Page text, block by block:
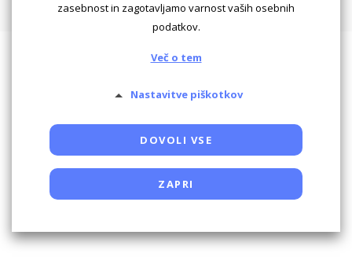
Powered by SocDate™, © Copyright VenetiCOM
zasebnost in zagotavljamo varnost vaših osebnih
podatkov.
Več o tem
Nastavitve piškotkov
DOVOLI VSE
ZAPRI
Potrebni